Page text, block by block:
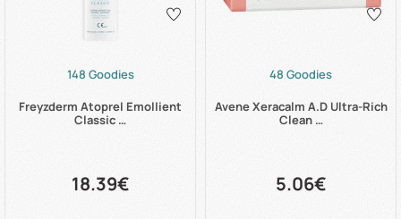
148 Goodies
Freyzderm Atoprel Emollient
Classic …
18.39€
48 Goodies
Avene Xeracalm A.D Ultra-Rich
Clean …
5.06€